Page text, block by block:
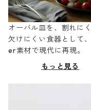
オーバル皿を、割れにく
欠けにくい食器として
er素材で現代に再現。
もっと見る